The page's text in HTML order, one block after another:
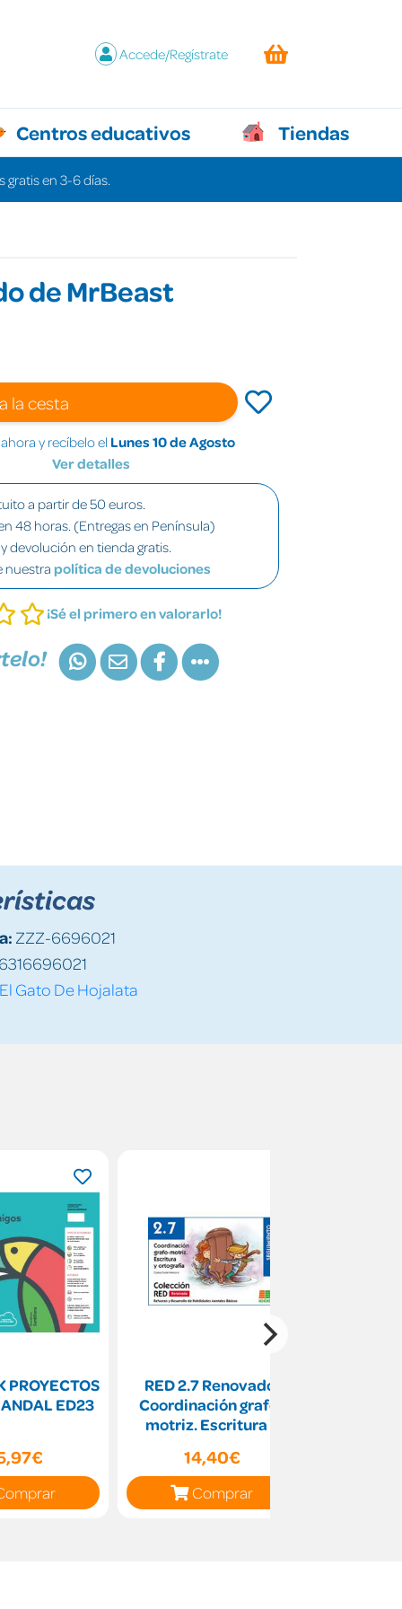
Accede/Regístrate
Centros educativos Tiendas
gratis en 3-6 días.
de MrBeast
la cesta
y recíbelo el Lunes 10 de Agosto
Ver detalles
a partir de 50 euros.
48 horas. (Entregas en Península)
devolución en tienda gratis.
nuestra política de devoluciones
¡Sé el primero en valorarlo!
ZZZ-6696021
El Gato De Hojalata
PROYECTOS
ED23
RED 2.7 Renovado.
Coordinación grafo-
motriz. Escritura y
14,40€
Comprar